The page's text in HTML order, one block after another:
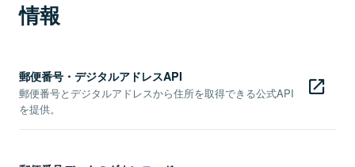
情報
郵便番号・デジタルアドレスAPI
郵便番号とデジタルアドレスから住所を取得できる公式API
を提供。